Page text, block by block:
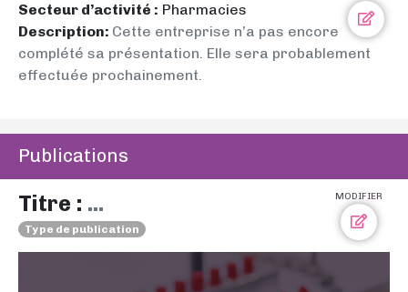
Secteur d’activité : Pharmacies
Description: Cette entreprise n’a pas encore
complété sa présentation. Elle sera probablement
effectuée prochainement.
Publications
MODIFIER
Titre : ...
Type de publication